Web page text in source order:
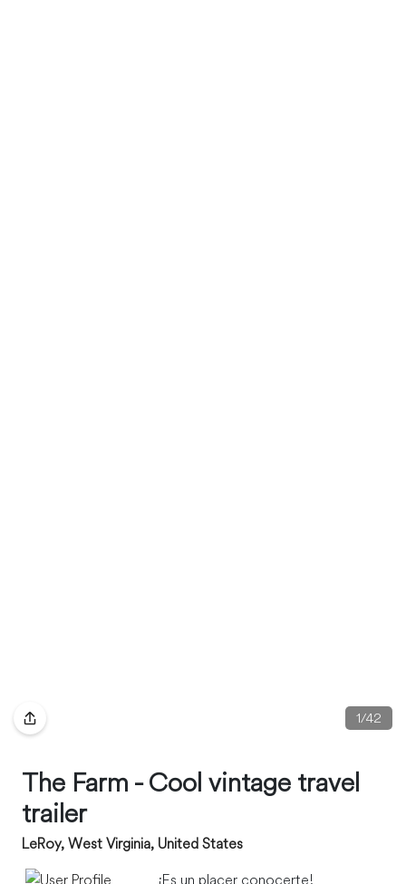
1/42
The Farm - Cool vintage travel
trailer
LeRoy, West Virginia, United States
¡Es un placer conocerte!